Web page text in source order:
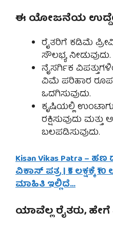
ಈ ಯೋಜನೆಯ
ರೈತರಿಗೆ ಕಡಿಮೆ
ಸೌಲಭ್ಯ ನೀಡುವುದು.
ನೈಸರ್ಗಿಕ
ವಿಮೆ ಪರಿಹಾರ
ಒದಗಿಸುವುದು.
ಕೃಷಿಯಲ್ಲಿ
ರಕ್ಷಿಸುವುದು
ಬಲಪಡಿಸುವುದು.
Kisan Vikas Patra –
ವಿಕಾಸ್ ಪತ್ರ | ₹5 ಲಕ್ಷಕ್ಕೆ
ಮಾಹಿತಿ ಇಲ್ಲಿದೆ…
ಯಾವೆಲ್ಲ ರೈತರು,